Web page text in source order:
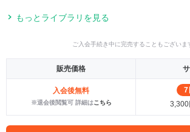
もっとライブラリを見る
ご入会手続き中に完売することもございま
販売価格
入会後無料
※退会後閲覧可 詳細はこちら
7
3,300